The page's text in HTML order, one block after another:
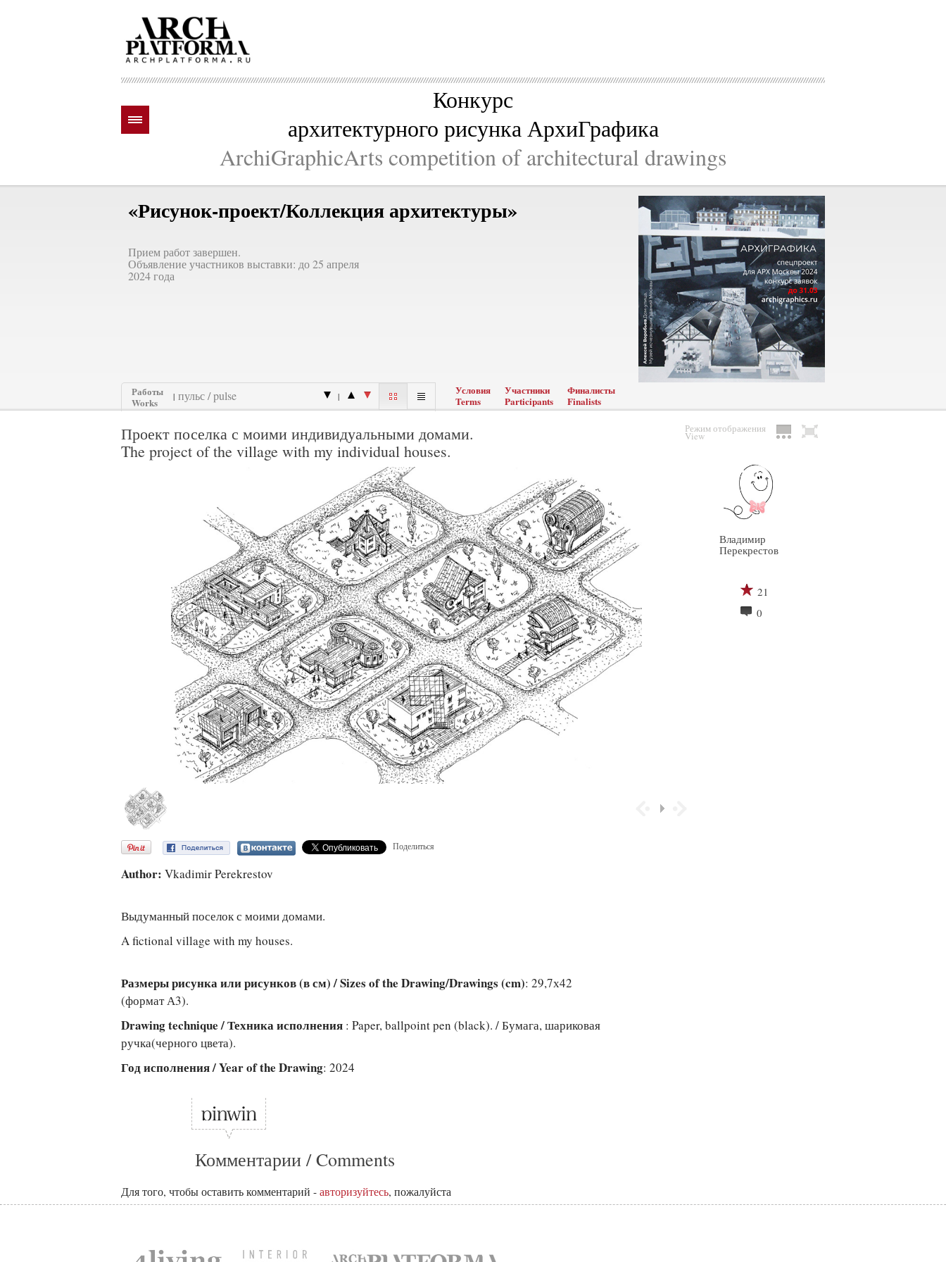
Конкурс
архитектурного рисунка АрхиГрафика
ArchiGraphicArts competition of architectural drawings
«Рисунок-проект/Коллекция архитектуры»
Прием работ завершен.
Объявление участников выставки: до 25 апреля
2024 года
Работы
Works
| |
Условия
Terms
Участники
Participants
Финалисты
Finalists
Проект поселка с моими индивидуальными домами.
The project of the village with my individual houses.
Режим отображения
View
Владимир
Перекрестов
21
0
Поделиться
Author: Vkadimir Perekrestov
Выдуманный поселок с моими домами.
A fictional village with my houses.
Размеры рисунка или рисунков (в см) / Sizes of the Drawing/Drawings (cm): 29,7х42
(формат А3).
Drawing technique / Техника исполнения : Paper, ballpoint pen (black). / Бумага, шариковая
ручка(черного цвета).
Год исполнения / Year of the Drawing: 2024
Комментарии / Comments
Для того, чтобы оставить комментарий - авторизуйтесь, пожалуйста